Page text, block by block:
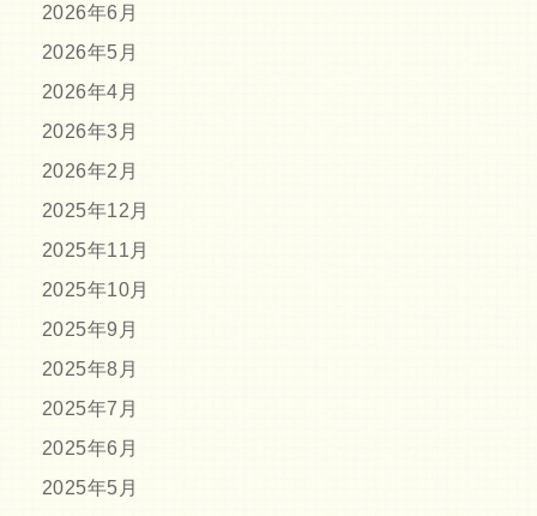
2026年6月
2026年5月
2026年4月
2026年3月
2026年2月
2025年12月
2025年11月
2025年10月
2025年9月
2025年8月
2025年7月
2025年6月
2025年5月